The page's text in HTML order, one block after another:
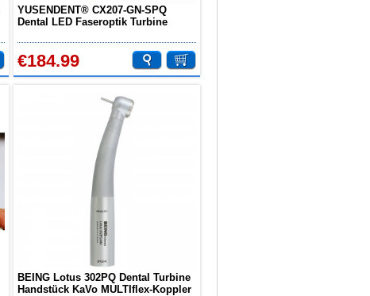
YUSENDENT® CX207-GN-SPQ
Dental LED Faseroptik Turbine
Schnellkupplung
€184.99
BEING Lotus 302PQ Dental Turbine
Handstück KaVo MULTIflex-Koppler